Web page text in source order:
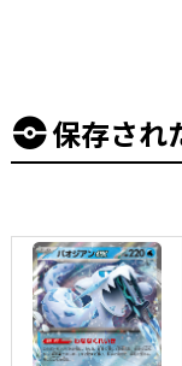
保存され